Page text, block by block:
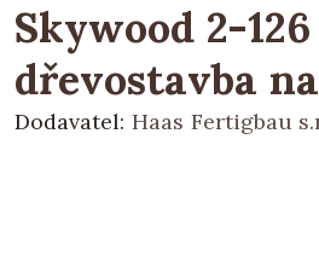
Skywood 2-
dřevostavba
Dodavatel: Haas Fertigbau